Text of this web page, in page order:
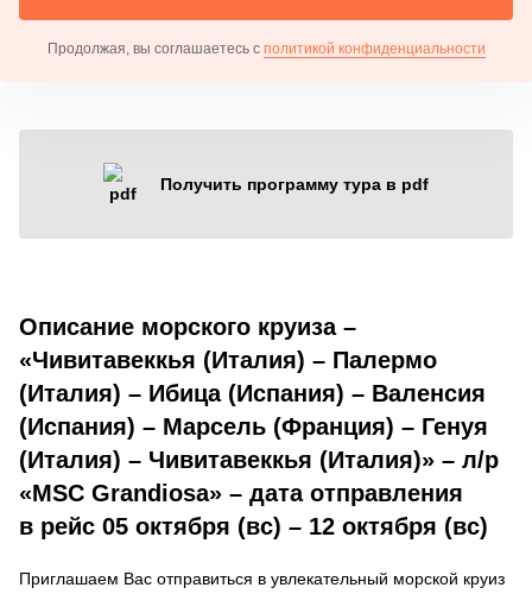
Продолжая, вы соглашаетесь с политикой конфиденциальности
Получить программу тура в pdf
Описание морского круиза –
«Чивитавеккья (Италия) – Палермо
(Италия) – Ибица (Испания) – Валенсия
(Испания) – Марсель (Франция) – Генуя
(Италия) – Чивитавеккья (Италия)» – л/р
«MSC Grandiosa» – дата отправления
в рейс 05 октября (вс) – 12 октября (вс)
Приглашаем Вас отправиться в увлекательный морской круиз